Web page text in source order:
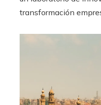
transformación